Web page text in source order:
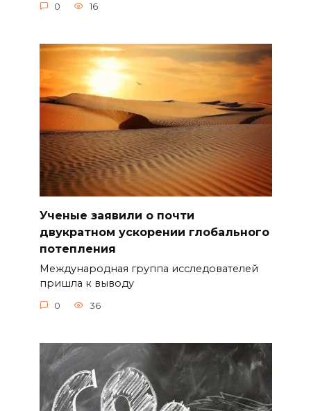
0 16
Ученые заявили о почти
двукратном ускорении глобального
потепления
Международная группа исследователей
пришла к выводу
0 36